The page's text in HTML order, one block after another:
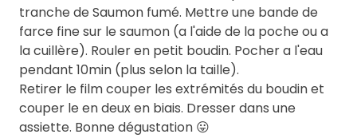
tranche de Saumon fumé. Mettre une bande de
farce fine sur le saumon (a l'aide de la poche ou a
la cuillère). Rouler en petit boudin. Pocher a l'eau
pendant 10min (plus selon la taille).
Retirer le film couper les extrémités du boudin et
couper le en deux en biais. Dresser dans une
assiette. Bonne dégustation 😛